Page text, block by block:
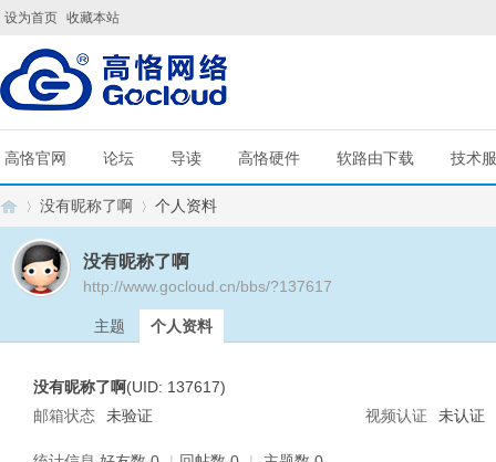
设为首页 收藏本站
高恪官网 论坛 导读 高恪硬件 软路由下载 技术
没有昵称了啊 个人资料
没有昵称了啊
http://www.gocloud.cn/bbs/?137617
主题 个人资料
没有昵称了啊(UID: 137617)
邮箱状态
未验证 视频认证 未认证